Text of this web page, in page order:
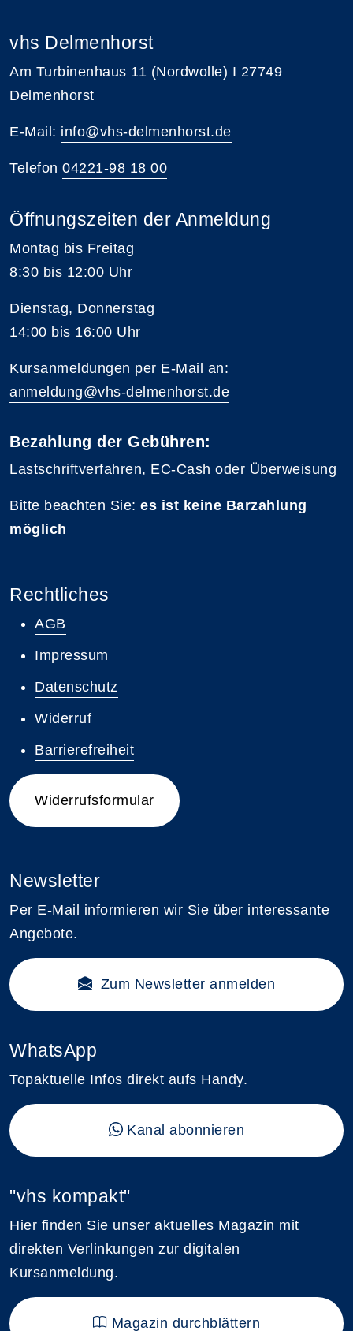
vhs Delmenhorst
Am Turbinenhaus 11 (Nordwolle) I 27749
Delmenhorst
E-Mail: info@vhs-delmenhorst.de
Telefon 04221-98 18 00
Öffnungszeiten der Anmeldung
Montag bis Freitag
8:30 bis 12:00 Uhr
Dienstag, Donnerstag
14:00 bis 16:00 Uhr
Kursanmeldungen per E-Mail an:
anmeldung@vhs-delmenhorst.de
Bezahlung der Gebühren:
Lastschriftverfahren, EC-Cash oder Überweisung
Bitte beachten Sie: es ist keine Barzahlung
möglich
Rechtliches
AGB
Impressum
Datenschutz
Widerruf
Barrierefreiheit
Widerrufsformular
Newsletter
Per E-Mail informieren wir Sie über interessante
Angebote.
Zum Newsletter anmelden
WhatsApp
Topaktuelle Infos direkt aufs Handy.
Kanal abonnieren
"vhs kompakt"
Hier finden Sie unser aktuelles Magazin mit
direkten Verlinkungen zur digitalen
Kursanmeldung.
Magazin durchblättern